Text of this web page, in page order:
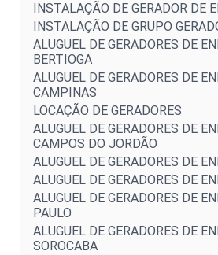
INSTALAÇÃO DE GERADOR DE
INSTALAÇÃO DE GRUPO
ALUGUEL DE GERADORES DE
BERTIOGA
ALUGUEL DE GERADORES DE
CAMPINAS
LOCAÇÃO DE GERADORES
ALUGUEL DE GERADORES DE
CAMPOS DO JORDÃO
ALUGUEL DE GERADORES DE
ALUGUEL DE GERADORES DE
ALUGUEL DE GERADORES DE
PAULO
ALUGUEL DE GERADORES DE
SOROCABA